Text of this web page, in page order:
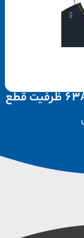
کلید اتوماتیک فیکس 63A NEW ظرفیت قطع